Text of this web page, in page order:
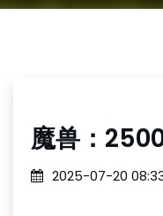
魔兽：
2025-07-20